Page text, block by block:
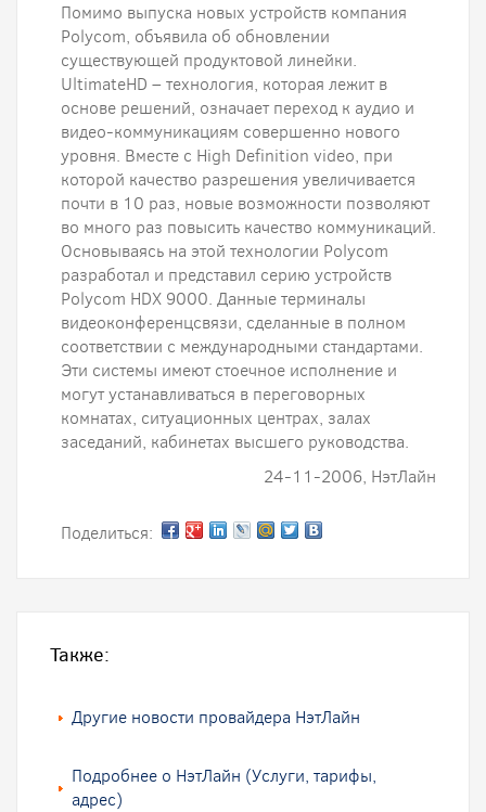
Помимо выпуска новых устройств компания
Polycom, объявила об обновлении
существующей продуктовой линейки.
UltimateHD – технология, которая лежит в
основе решений, означает переход к аудио и
видео-коммуникациям совершенно нового
уровня. Вместе с High Definition video, при
которой качество разрешения увеличивается
почти в 10 раз, новые возможности позволяют
во много раз повысить качество коммуникаций.
Основываясь на этой технологии Polycom
разработал и представил серию устройств
Polycom HDX 9000. Данные терминалы
видеоконференцсвязи, сделанные в полном
соответствии с международными стандартами.
Эти системы имеют стоечное исполнение и
могут устанавливаться в переговорных
комнатах, ситуационных центрах, залах
заседаний, кабинетах высшего руководства.
24-11-2006, НэтЛайн
Поделиться:
Также:
Другие новости провайдера НэтЛайн
Подробнее о НэтЛайн (Услуги, тарифы,
адрес)